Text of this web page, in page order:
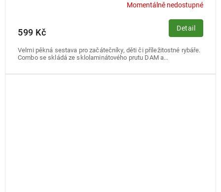
Momentálně nedostupné
599 Kč Detail
Velmi pěkná sestava pro začátečníky, děti či příležitostné rybáře.
Combo se skládá ze sklolaminátového prutu DAM a...